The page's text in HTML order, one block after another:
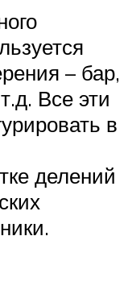
– бар,
Все эти
в
делений